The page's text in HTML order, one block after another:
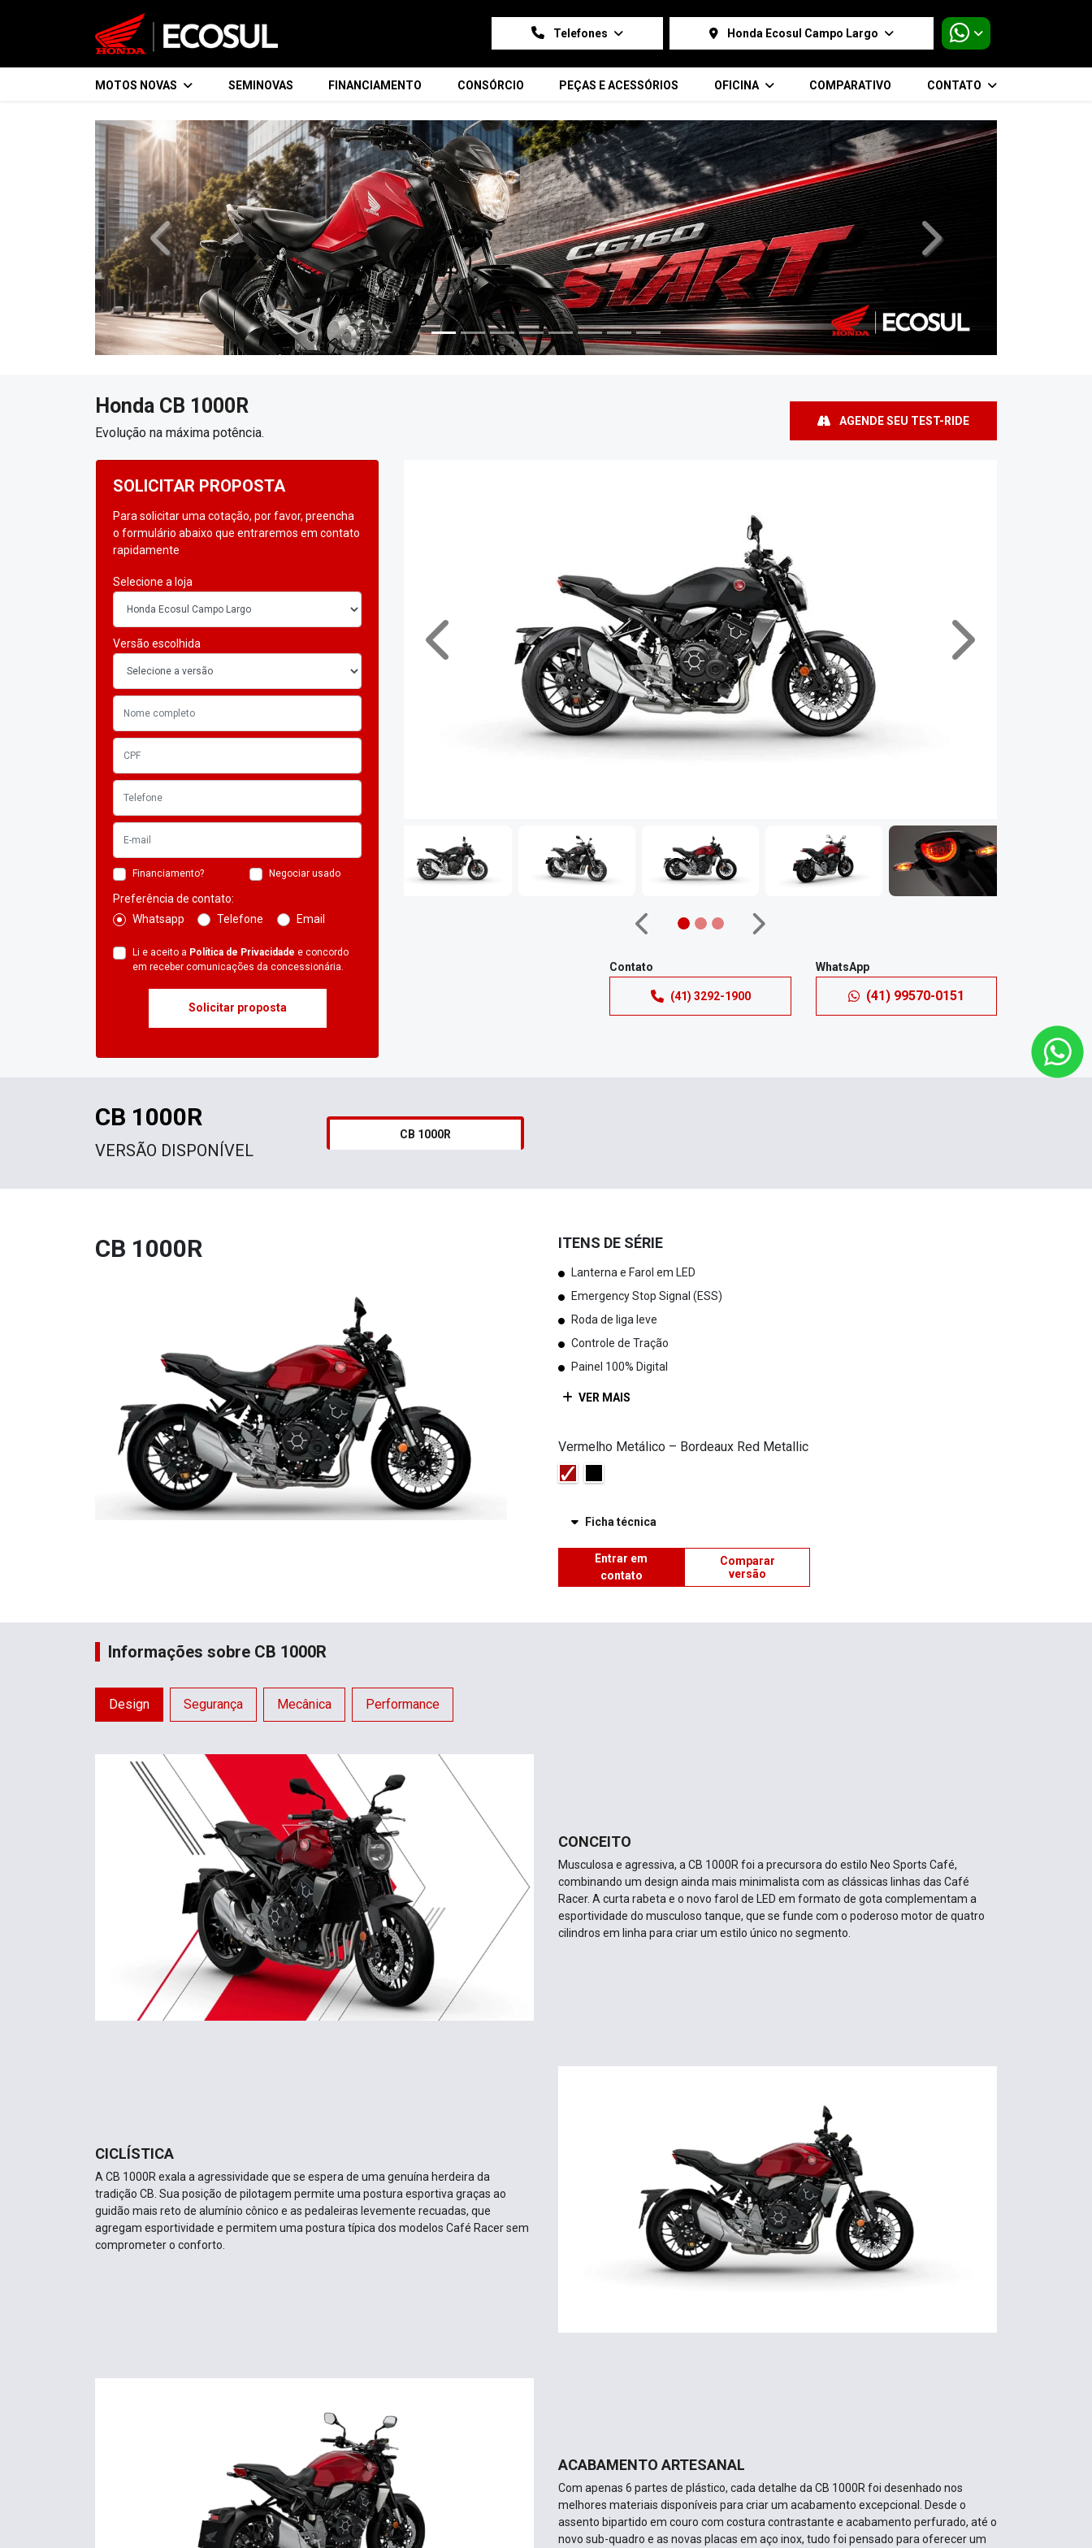
Telefones Honda Ecosul Campo Largo
MOTOS NOVAS SEMINOVAS FINANCIAMENTO CONSÓRCIO PEÇAS E ACESSÓRIOS OFICINA COMPARATIVO CONTATO
templates.template-01.components.carousel.texts.control_prev templates.template-
Honda CB 1000R
Evolução na máxima potência.
AGENDE SEU TEST-RIDE
SOLICITAR PROPOSTA
Para solicitar uma cotação, por favor, preencha
o formulário abaixo que entraremos em contato
rapidamente
Selecione a loja
Versão escolhida
Financiamento? Negociar usado
Preferência de contato:
Whatsapp
Telefone Email
Li e aceito a Política de Privacidade e concordo
em receber comunicações da concessionária.
Solicitar proposta
Anterior Próximo
Anterior Próximo
Contato
(41) 3292-1900
WhatsApp
(41) 99570-0151
CB 1000R
VERSÃO DISPONÍVEL
CB 1000R
CB 1000R ITENS DE SÉRIE
Lanterna e Farol em LED
Emergency Stop Signal (ESS)
Roda de liga leve
Controle de Tração
Painel 100% Digital
VER MAIS
Vermelho Metálico – Bordeaux Red Metallic
Ficha técnica
Entrar em
contato
Comparar
versão
Informações sobre CB 1000R
Design Segurança Mecânica Performance
CONCEITO
Musculosa e agressiva, a CB 1000R foi a precursora do estilo Neo Sports Café,
combinando um design ainda mais minimalista com as clássicas linhas das Café
Racer. A curta rabeta e o novo farol de LED em formato de gota complementam a
esportividade do musculoso tanque, que se funde com o poderoso motor de quatro
cilindros em linha para criar um estilo único no segmento.
CICLÍSTICA
A CB 1000R exala a agressividade que se espera de uma genuína herdeira da
tradição CB. Sua posição de pilotagem permite uma postura esportiva graças ao
guidão mais reto de alumínio cônico e as pedaleiras levemente recuadas, que
agregam esportividade e permitem uma postura típica dos modelos Café Racer sem
comprometer o conforto.
ACABAMENTO ARTESANAL
Com apenas 6 partes de plástico, cada detalhe da CB 1000R foi desenhado nos
melhores materiais disponíveis para criar um acabamento excepcional. Desde o
assento bipartido em couro com costura contrastante e acabamento perfurado, até o
novo sub-quadro e as novas placas em aço inox, tudo foi pensado para oferecer um